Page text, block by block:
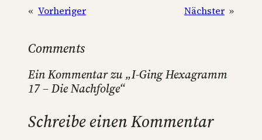
« Vorheriger Nächster »
Comments
Ein Kommentar zu „I-Ging Hexagramm
17 – Die Nachfolge“
Schreibe einen Kommentar